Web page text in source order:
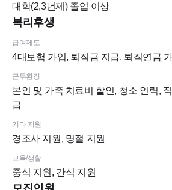
대학(2,3년제)졸업 이상
복리후생
급여제도
4대보험 가입, 퇴직금 지급, 퇴직연금
근무환경
본인 및 가족 치료비 할인, 청소 인력,
급
기타 지원
경조사 지원, 명절 지원
교육/생활
중식 지원, 간식 지원